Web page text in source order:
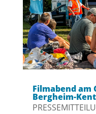
Filmabend
Bergheim-